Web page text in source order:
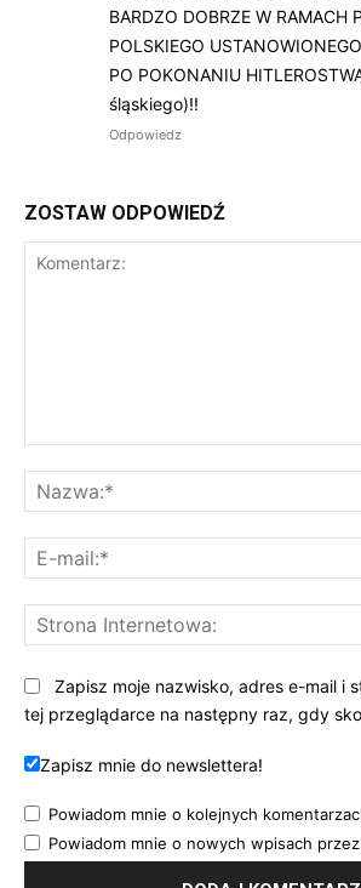
BARDZO DOBRZE W RAMACH
POLSKIEGO
PO POKONANIU
śląskiego)!!
Odpowiedz
ZOSTAW ODPOWIEDŹ
Zapisz moje nazwisko, adres e-mail i
tej przeglądarce na następny raz, gdy
Zapisz mnie do newslettera!
Powiadom mnie o kolejnych
Powiadom mnie o nowych wpisach